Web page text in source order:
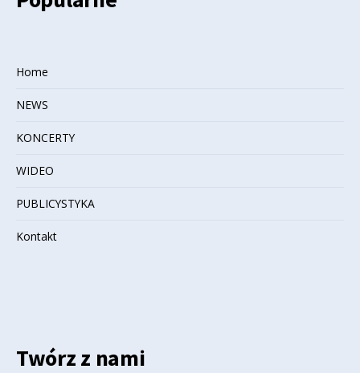
Home
NEWS
KONCERTY
WIDEO
PUBLICYSTYKA
Kontakt
Twórz z nami